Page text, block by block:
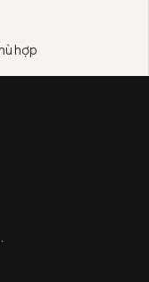
hợp